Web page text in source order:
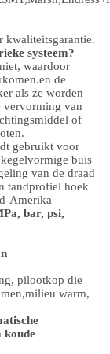
kwaliteitsgarantie.
systeem?
waardoor
de
als ze worden
vervorming van
of
gebruikt voor
buis
van de draad
tandprofiel hoek
Amerika
bar, psi,
pilootkop die
milieu warm,
koude